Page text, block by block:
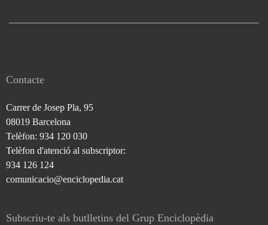
Contacte
Carrer de Josep Pla, 95
08019 Barcelona
Telèfon: 934 120 030
Telèfon d'atenció al subscriptor:
934 126 124
comunicacio@enciclopedia.cat
Subscriu-te als butlletins del Grup Enciclopèdia